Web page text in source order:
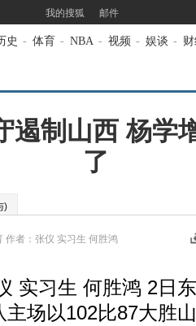
我的搜狐 邮件
史 - 体育 - NBA - 视频 - 娱谈 -
遏制山西 杨学
了
)
作者：张仪 实习生 何胜鸿
习生 何胜鸿 2日东
场以102比87大胜